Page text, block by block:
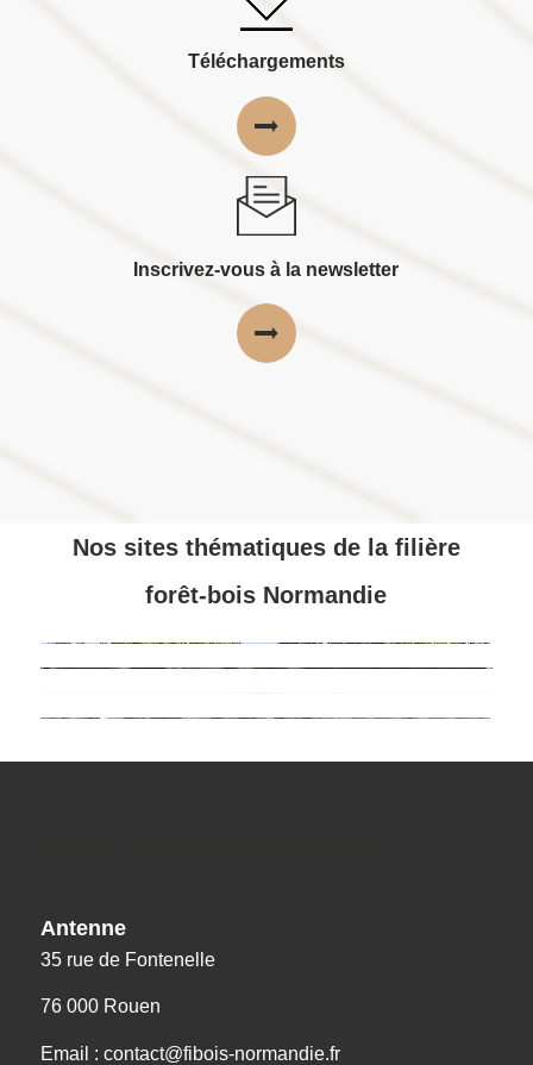
Téléchargements
Inscrivez-vous à la newsletter
Nos sites thématiques de la filière
forêt-bois Normandie
Antenne
35 rue de Fontenelle
76 000 Rouen
Email : contact@fibois-normandie.fr